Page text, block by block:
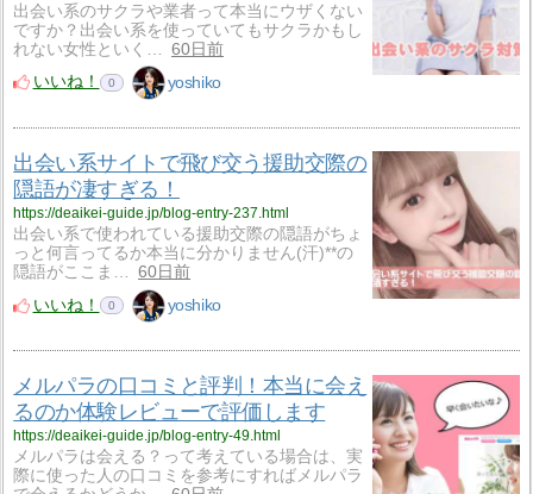
出会い系のサクラや業者って本当にウザくない
ですか？出会い系を使っていてもサクラかもし
れない女性といく…
60日前
いいね！
0 yoshiko
出会い系サイトで飛び交う援助交際の
隠語が凄すぎる！
https://deaikei-guide.jp/blog-entry-237.html
出会い系で使われている援助交際の隠語がちょ
っと何言ってるか本当に分かりません(汗)**の
隠語がここま…
60日前
いいね！
0 yoshiko
メルパラの口コミと評判！本当に会え
るのか体験レビューで評価します
https://deaikei-guide.jp/blog-entry-49.html
メルパラは会える？って考えている場合は、実
際に使った人の口コミを参考にすればメルパラ